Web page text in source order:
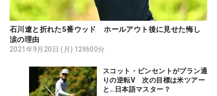
石川遼と折れた5番ウッド ホールアウト後に見せた悔し
涙の理由
2021年9月20日 (月) 12時00分
スコット・ビンセントがプラン通
りの逆転V 次の目標は米ツアー
と…日本語マスター？